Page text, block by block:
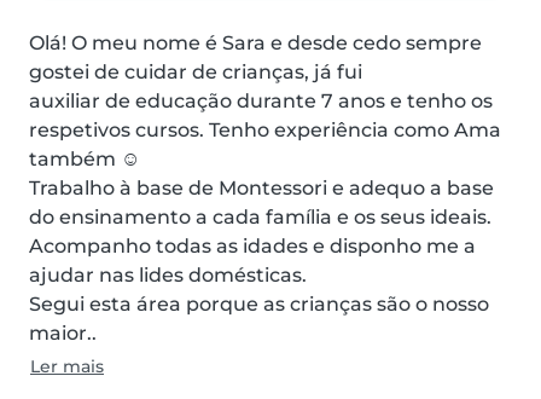
Olá! O meu nome é Sara e desde cedo sempre
gostei de cuidar de crianças, já fui
auxiliar de educação durante 7 anos e tenho os
respetivos cursos. Tenho experiência como Ama
também ☺️
Trabalho à base de Montessori e adequo a base
do ensinamento a cada família e os seus ideais.
Acompanho todas as idades e disponho me a
ajudar nas lides domésticas.
Segui esta área porque as crianças são o nosso
maior..
Ler mais